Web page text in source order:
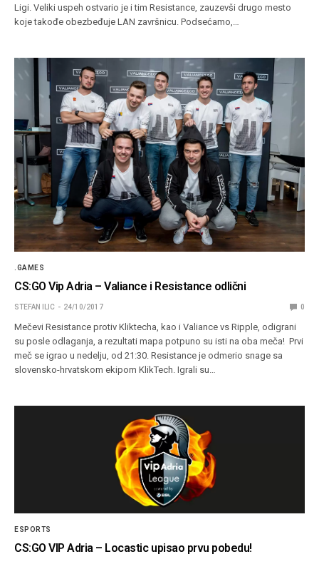
Ligi. Veliki uspeh ostvario je i tim Resistance, zauzevši drugo mesto
koje takođe obezbeđuje LAN završnicu. Podsećamo,…
.GAMES
CS:GO Vip Adria – Valiance i Resistance odlični
STEFAN ILIC 24/10/2017 0
Mečevi Resistance protiv Kliktecha, kao i Valiance vs Ripple, odigrani
su posle odlaganja, a rezultati mapa potpuno su isti na oba meča! Prvi
meč se igrao u nedelju, od 21:30. Resistance je odmerio snage sa
slovensko-hrvatskom ekipom KlikTech. Igrali su…
ESPORTS
CS:GO VIP Adria – Locastic upisao prvu pobedu!